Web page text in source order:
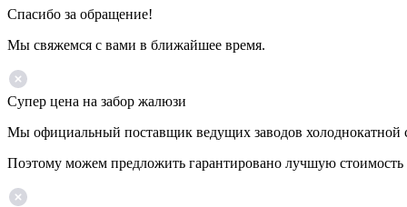
Спасибо за обращение!
Мы свяжемся с вами в ближайшее время.
Супер цена на забор жалюзи
Мы официальный поставщик ведущих заводов холоднокатной
Поэтому можем предложить гарантировано лучшую стоимость